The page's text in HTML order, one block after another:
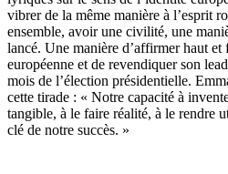
vibrer de la même manière à l’esprit
ensemble, avoir une civilité, une mani
lancé. Une manière d’affirmer haut et
européenne et de revendiquer son
mois de l’élection présidentielle.
cette tirade : « Notre capacité à
tangible, à le faire réalité, à le rendre
clé de notre succès. »